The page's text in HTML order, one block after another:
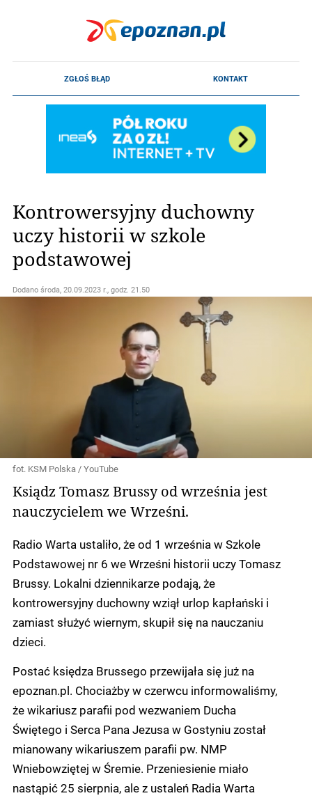
Kontrowersyjny duchowny
uczy historii w szkole
podstawowej
Dodano środa, 20.09.2023 r., godz. 21.50
fot. KSM Polska / YouTube
Ksiądz Tomasz Brussy od września jest
nauczycielem we Wrześni.
Radio Warta ustaliło, że od 1 września w Szkole
Podstawowej nr 6 we Wrześni historii uczy Tomasz
Brussy. Lokalni dziennikarze podają, że
kontrowersyjny duchowny wziął urlop kapłański i
zamiast służyć wiernym, skupił się na nauczaniu
dzieci.
Postać księdza Brussego przewijała się już na
epoznan.pl. Chociażby w czerwcu informowaliśmy,
że wikariusz parafii pod wezwaniem Ducha
Świętego i Serca Pana Jezusa w Gostyniu został
mianowany wikariuszem parafii pw. NMP
Wniebowziętej w Śremie. Przeniesienie miało
nastąpić 25 sierpnia, ale z ustaleń Radia Warta